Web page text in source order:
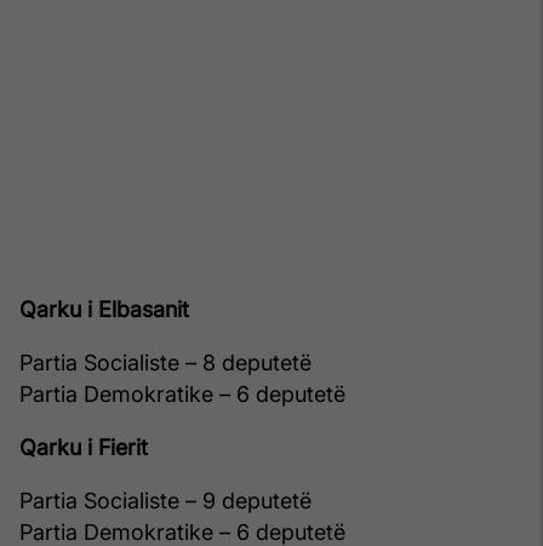
Qarku i Elbasanit
Partia Socialiste – 8 deputetë
Partia Demokratike – 6 deputetë
Qarku i Fierit
Partia Socialiste – 9 deputetë
Partia Demokratike – 6 deputetë